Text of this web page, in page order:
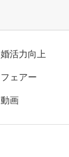
婚活力向上
フェアー
動画